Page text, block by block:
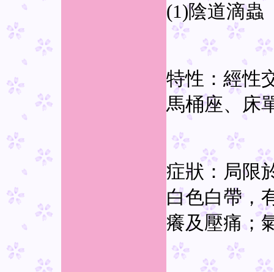
(1)陰道滴蟲
特性：經性
馬桶座、床
症狀：局限
白色白帶，
癢及壓痛；